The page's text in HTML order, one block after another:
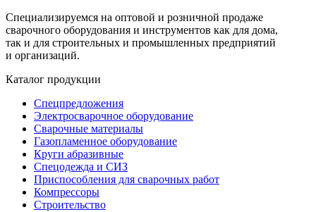
Специализируемся на оптовой и розничной продаже
сварочного оборудования и инструментов как для дома,
так и для строительных и промышленных предприятий
и организаций.
Каталог продукции
Спецпредложения
Электросварочное оборудование
Сварочные материалы
Газопламенное оборудование
Круги абразивные
Спецодежда и СИЗ
Приспособления для сварочных работ
Компрессоры
Строительство